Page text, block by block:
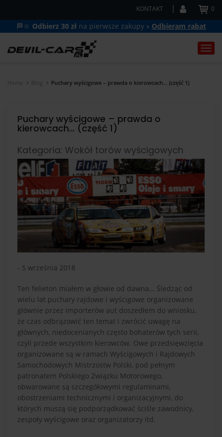
KONTAKT 0
🏁🔆 Odbierz 30 zł na pierwsze zakupy » Odbieram rabat
Home Blog Puchary wyścigowe – prawda o kierowcach… (część 1)
Puchary wyścigowe – prawda o
kierowcach… (część 1)
Kategoria: Wokół torów wyścigowych
- 5 września 2018
Ten felieton miałem w głowie od dawna… Śledząc od
wielu lat puchary rajdowe i wyścigowe organizowane
głównie przez importerów aut doszedłem do wniosku,
że czas odbrązowić ten temat i zwrócić uwagę na
głównych, niedocenianych często bohaterów tych serii,
czyli przede wszystkim kierowców. Owe przedsięwzięcia
organizowane są w ramach Wyścigowych i Rajdowych
Samochodowych Mistrzostw Polski, pod pełnym
patronatem Polskiego Związku Motorowego,
obwarowane są szczegółowymi regulaminami,
obostrzeniami technicznymi i organizacyjnymi, do
których muszą się podporządkować ściśle zawodnicy,
zespoły wyścigowe oraz organizatorzy itd.